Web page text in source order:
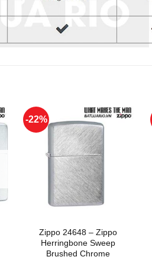
-22%
Zippo 24648 – Zippo
Herringbone Sweep
Brushed Chrome